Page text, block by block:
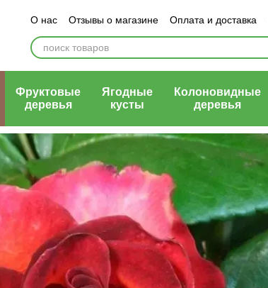
О нас Отзывы о магазине Оплата и доставка
Блог магазина
Публичный договор (оферта)
Фруктовые
деревья
Ягодные
кусты
Колоновидные
деревья